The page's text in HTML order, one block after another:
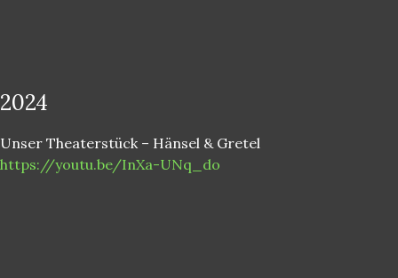
2024
Unser Theaterstück – Hänsel & Gretel
https://youtu.be/InXa-UNq_do